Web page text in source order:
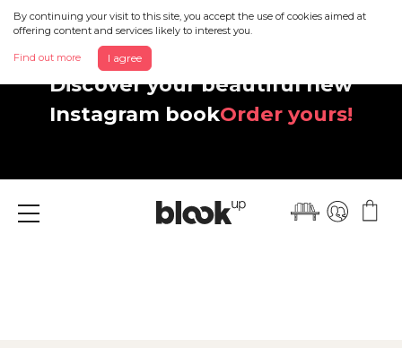
By continuing your visit to this site, you accept the use of cookies aimed at
offering content and services likely to interest you.
Find out more I agree
Discover your beautiful new
Instagram bookOrder yours!
Menu